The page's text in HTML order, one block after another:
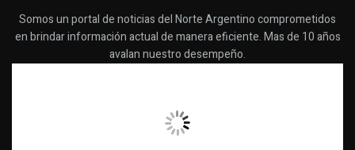
Somos un portal de noticias del Norte Argentino comprometidos
en brindar información actual de manera eficiente. Mas de 10 años
avalan nuestro desempeño.